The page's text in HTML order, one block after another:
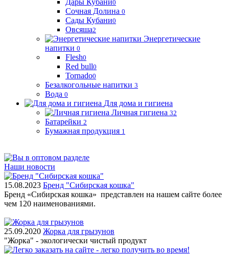
Дары Кубани0
Сочная Долина 0
Сады Кубани0
Овсяша2
Энергетические
напитки 0
Flesh0
Red bull0
Tornado0
Безалкогольные напитки 3
Вода 0
Для дома и гигиена
Личная гигиена 32
Батарейки 2
Бумажная продукция 1
Наши новости
15.08.2023 Бренд "Сибирская кошка"
Бренд «Сибирская кошка» представлен на нашем сайте более
чем 120 наименованиями.
25.09.2020 Жорка для грызунов
"Жорка" - экологически чистый продукт